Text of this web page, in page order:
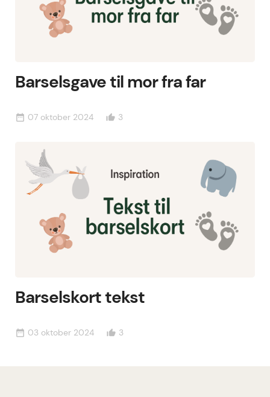
Barselsgave til mor fra far
date_range 07 oktober 2024 thumb_up_alt 3
Barselskort tekst
date_range 03 oktober 2024 thumb_up_alt 3